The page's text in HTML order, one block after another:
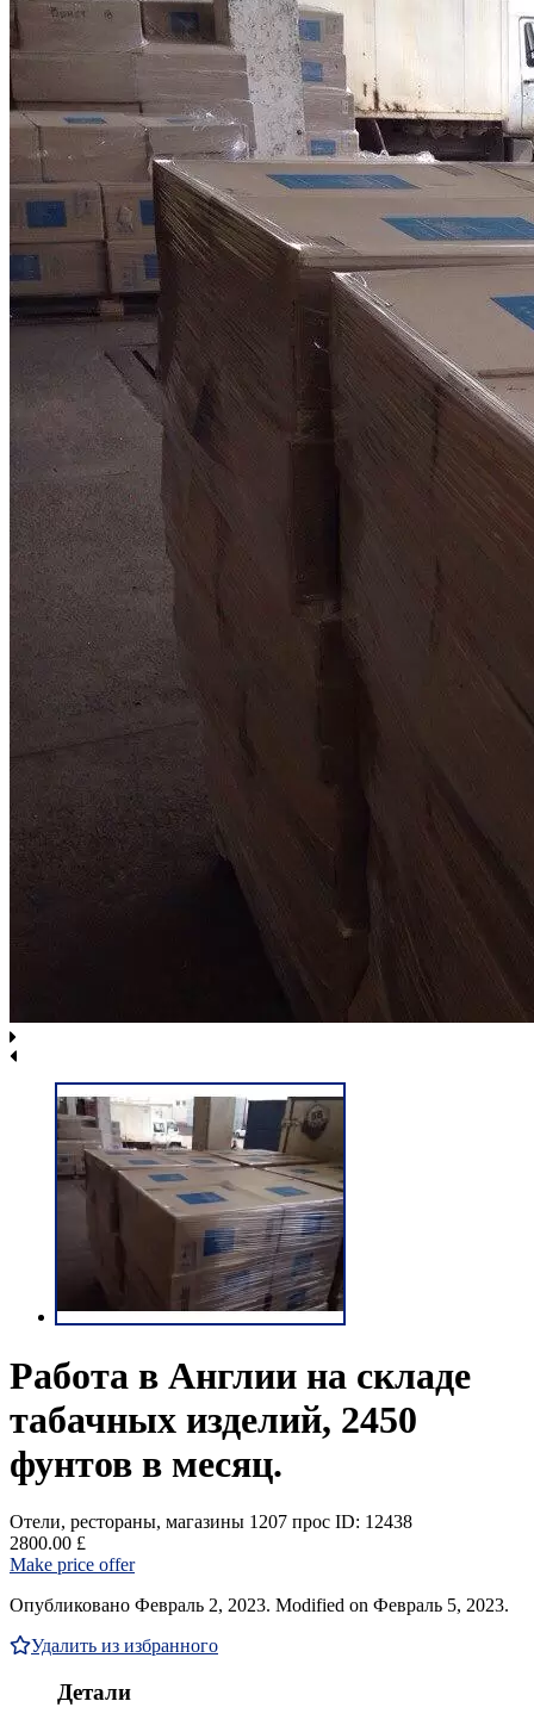
Работа в Англии на складе
табачных изделий, 2450
фунтов в месяц.
Отели, рестораны, магазины 1207 прос ID: 12438
2800.00 £
Make price offer
Опубликовано Февраль 2, 2023. Modified on Февраль 5, 2023.
Удалить из избранного
Детали